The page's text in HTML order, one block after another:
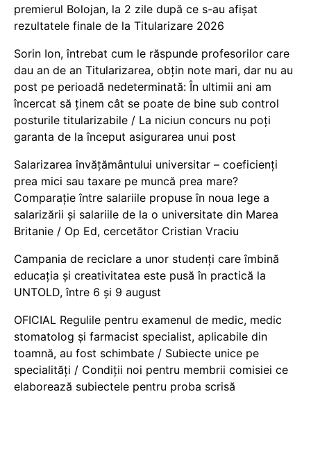
premierul Bolojan, la 2 zile după ce s-au afișat
rezultatele finale de la Titularizare 2026
Sorin Ion, întrebat cum le răspunde profesorilor care
dau an de an Titularizarea, obțin note mari, dar nu au
post pe perioadă nedeterminată: În ultimii ani am
încercat să ținem cât se poate de bine sub control
posturile titularizabile / La niciun concurs nu poți
garanta de la început asigurarea unui post
Salarizarea învățământului universitar – coeficienți
prea mici sau taxare pe muncă prea mare?
Comparație între salariile propuse în noua lege a
salarizării și salariile de la o universitate din Marea
Britanie / Op Ed, cercetător Cristian Vraciu
Campania de reciclare a unor studenți care îmbină
educația și creativitatea este pusă în practică la
UNTOLD, între 6 și 9 august
OFICIAL Regulile pentru examenul de medic, medic
stomatolog și farmacist specialist, aplicabile din
toamnă, au fost schimbate / Subiecte unice pe
specialități / Condiții noi pentru membrii comisiei ce
elaborează subiectele pentru proba scrisă